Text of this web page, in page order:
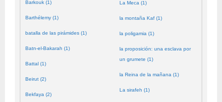
Barkouk (1)
Barthélemy (1)
batalla de las pirámides (1)
Batn-el-Bakarah (1)
Battal (1)
Beirut (2)
Bekfaya (2)
La Meca (1)
la montaña Kaf (1)
la poligamia (1)
la proposición: una esclava por
un grumete (1)
la Reina de la mañana (1)
La sirafeh (1)